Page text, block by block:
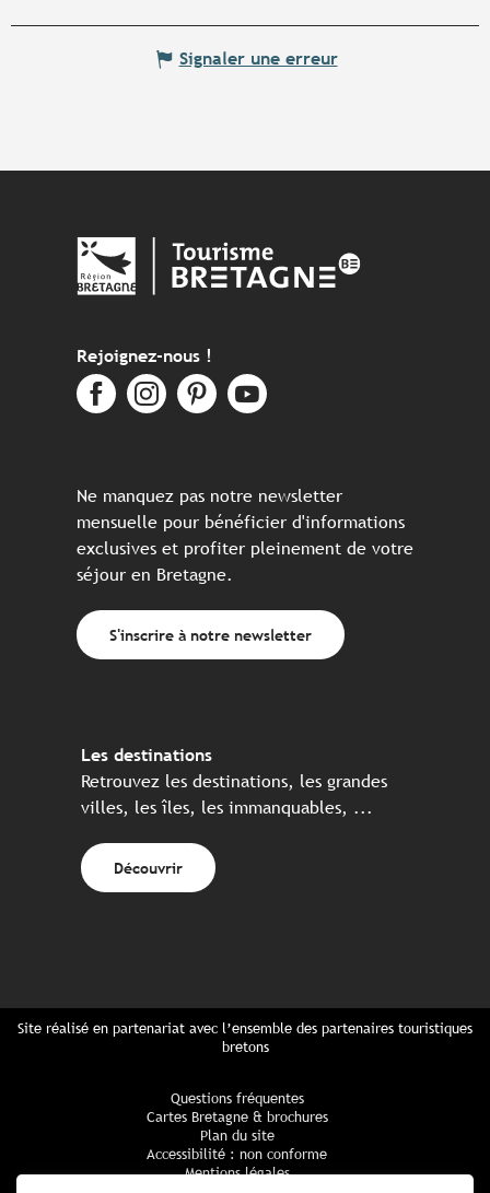
Signaler une erreur
Rejoignez-nous !
Ne manquez pas notre newsletter
mensuelle pour bénéficier d'informations
exclusives et profiter pleinement de votre
séjour en Bretagne.
S'inscrire à notre newsletter
Les destinations
Retrouvez les destinations, les grandes
villes, les îles, les immanquables, ...
Découvrir
Site réalisé en partenariat avec l’ensemble des partenaires touristiques
bretons
Questions fréquentes
Cartes Bretagne & brochures
Plan du site
Accessibilité : non conforme
Mentions légales